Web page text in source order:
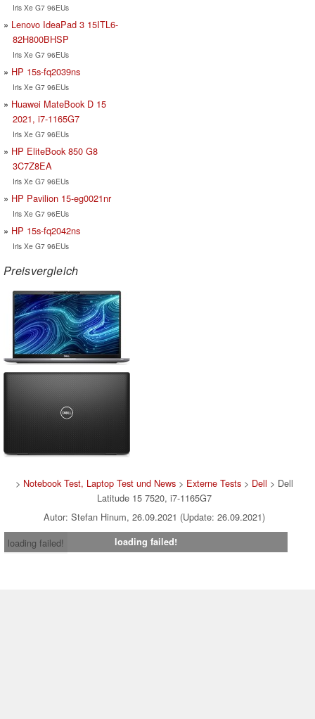
Iris Xe G7 96EUs
Lenovo IdeaPad 3 15ITL6-
82H800BHSP
Iris Xe G7 96EUs
HP 15s-fq2039ns
Iris Xe G7 96EUs
Huawei MateBook D 15
2021, i7-1165G7
Iris Xe G7 96EUs
HP EliteBook 850 G8
3C7Z8EA
Iris Xe G7 96EUs
HP Pavilion 15-eg0021nr
Iris Xe G7 96EUs
HP 15s-fq2042ns
Iris Xe G7 96EUs
Preisvergleich
> Notebook Test, Laptop Test und News> Externe Tests> Dell > Dell
Latitude 15 7520, i7-1165G7
Autor: Stefan Hinum, 26.09.2021 (Update: 26.09.2021)
loading failed!
loading failed!